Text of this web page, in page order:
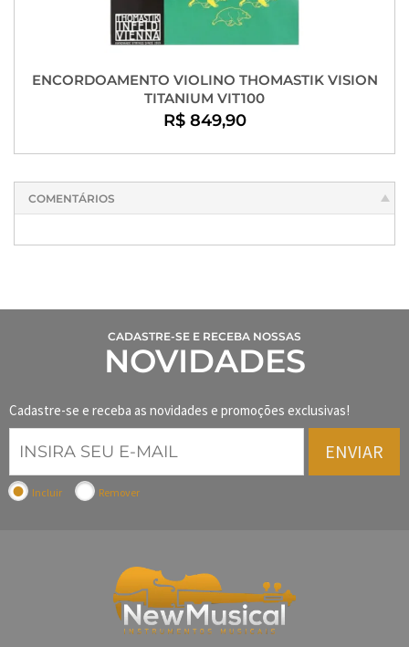
ENCORDOAMENTO VIOLINO THOMASTIK VISION
TITANIUM VIT100
R$ 849,90
COMENTÁRIOS
CADASTRE-SE E RECEBA NOSSAS
NOVIDADES
Cadastre-se e receba as novidades e promoções exclusivas!
ENVIAR
Incluir Remover